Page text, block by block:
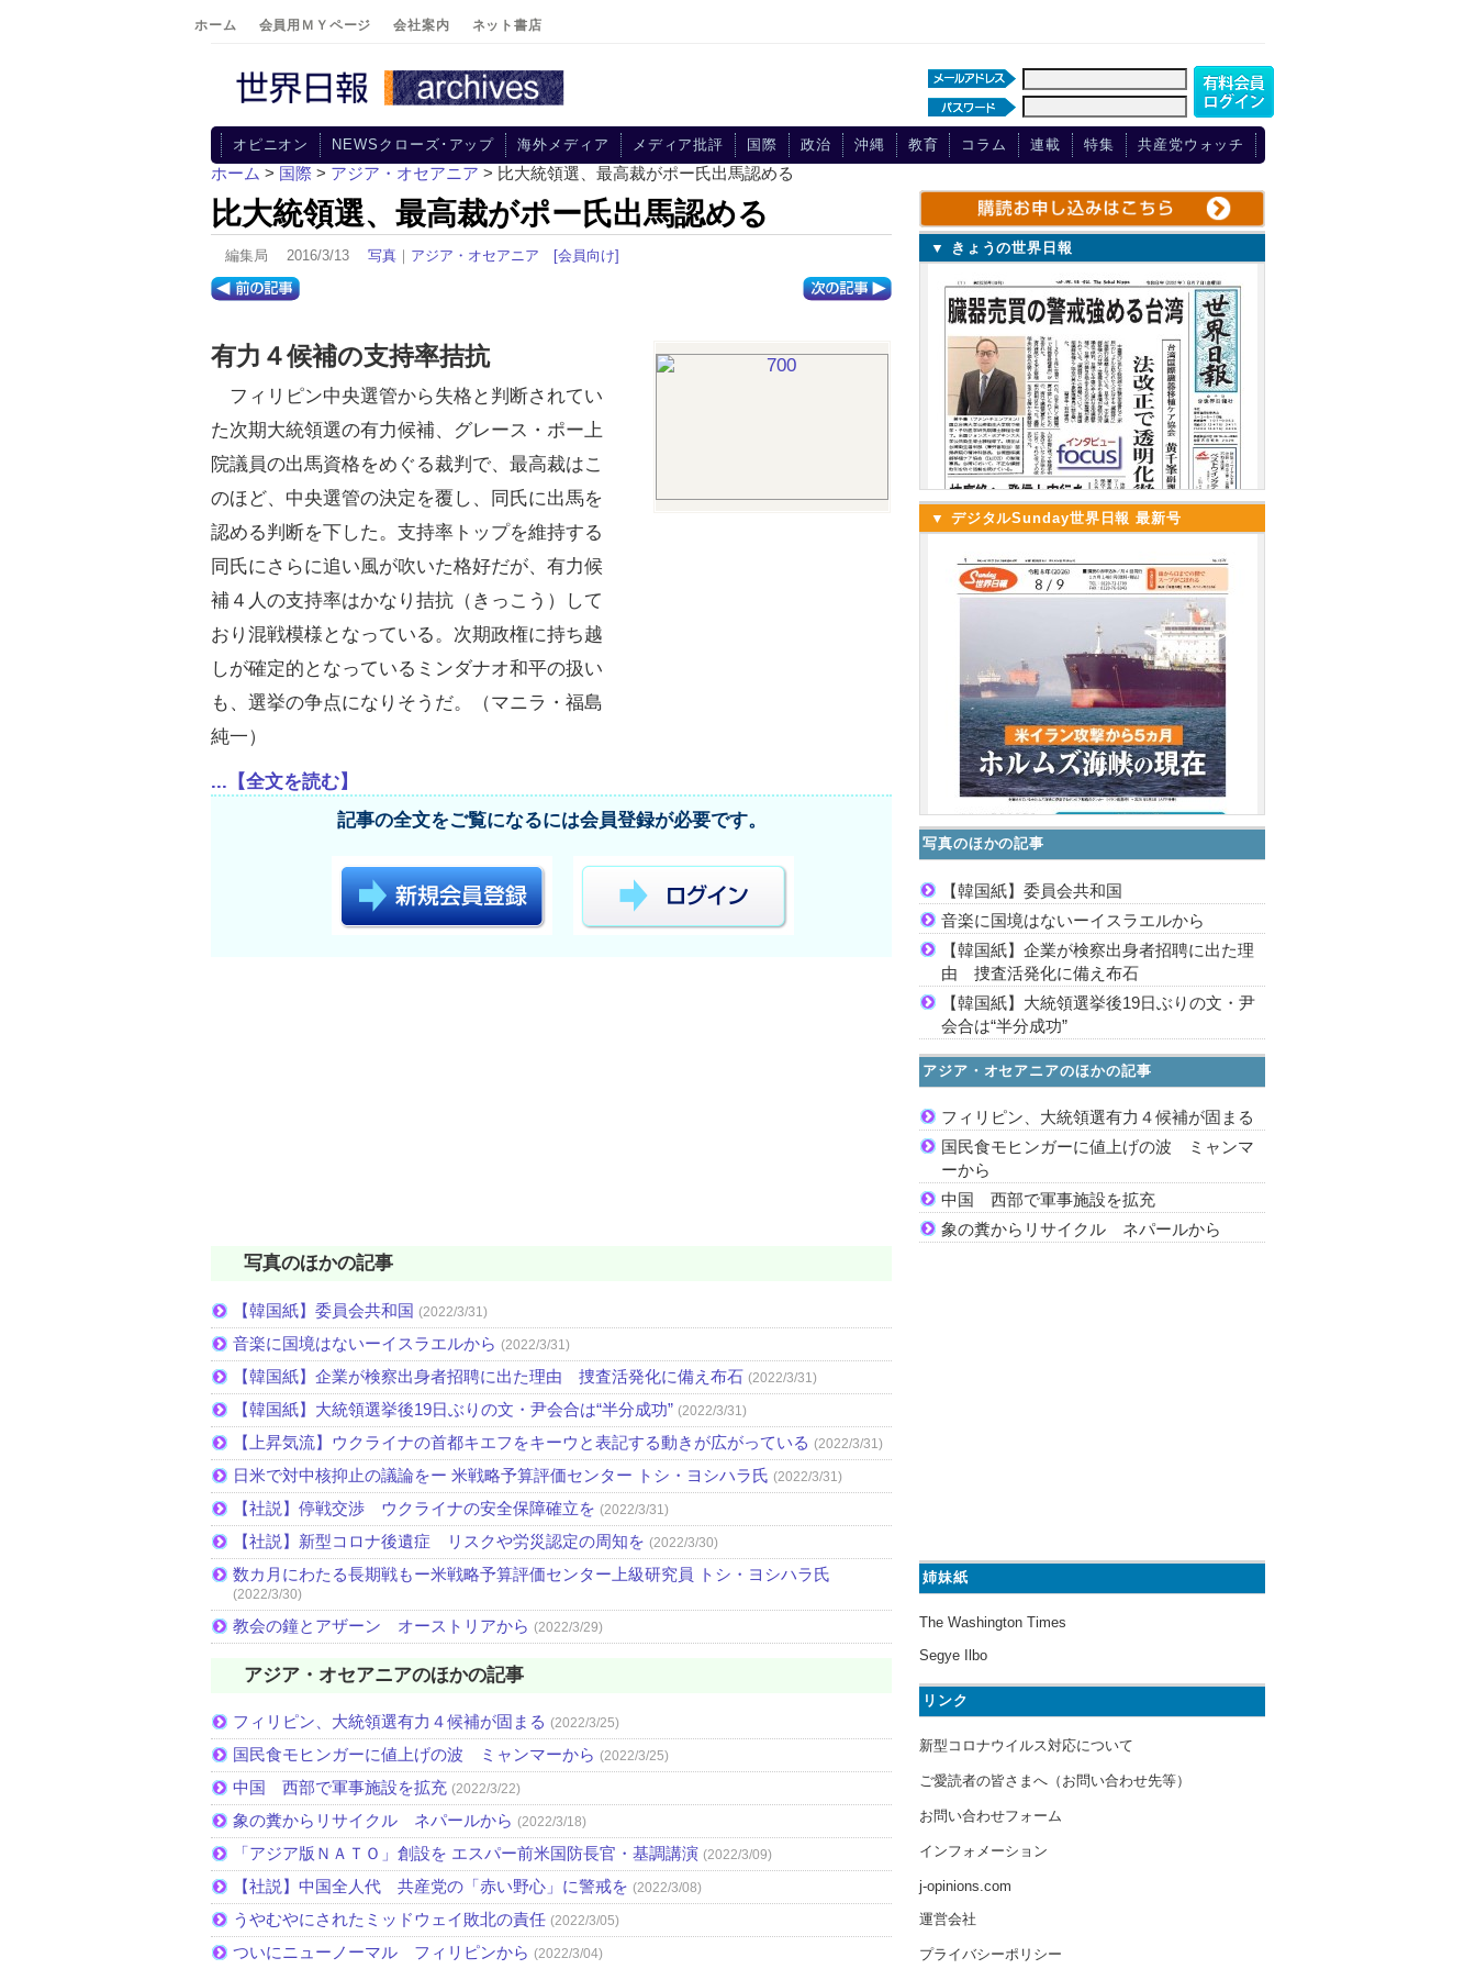
ホーム 会員用ＭＹページ 会社案内 ネット書店
オピニオン NEWSクローズ･アップ 海外メディア メディア批評 国際 政治 沖縄 教育 コラム 連載 特集 共産党ウォッチ
ホーム > 国際 > アジア・オセアニア > 比大統領選、最高裁がポー氏出馬認める
比大統領選、最高裁がポー氏出馬認める
編集局 2016/3/13 写真 ｜ アジア・オセアニア [会員向け]
有力４候補の支持率拮抗
フィリピン中央選管から失格と判断されてい
た次期大統領選の有力候補、グレース・ポー上
院議員の出馬資格をめぐる裁判で、最高裁はこ
のほど、中央選管の決定を覆し、同氏に出馬を
認める判断を下した。支持率トップを維持する
同氏にさらに追い風が吹いた格好だが、有力候
補４人の支持率はかなり拮抗（きっこう）して
おり混戦模様となっている。次期政権に持ち越
しが確定的となっているミンダナオ和平の扱い
も、選挙の争点になりそうだ。（マニラ・福島
純一）
...【全文を読む】
記事の全文をご覧になるには会員登録が必要です。
写真のほかの記事
【韓国紙】委員会共和国 (2022/3/31)
音楽に国境はないーイスラエルから (2022/3/31)
【韓国紙】企業が検察出身者招聘に出た理由 捜査活発化に備え布石 (2022/3/31)
【韓国紙】大統領選挙後19日ぶりの文・尹会合は“半分成功” (2022/3/31)
【上昇気流】ウクライナの首都キエフをキーウと表記する動きが広がっている (2022/3/31)
日米で対中核抑止の議論をー 米戦略予算評価センター トシ・ヨシハラ氏 (2022/3/31)
【社説】停戦交渉 ウクライナの安全保障確立を (2022/3/31)
【社説】新型コロナ後遺症 リスクや労災認定の周知を (2022/3/30)
数カ月にわたる長期戦もー米戦略予算評価センター上級研究員 トシ・ヨシハラ氏
(2022/3/30)
教会の鐘とアザーン オーストリアから (2022/3/29)
アジア・オセアニアのほかの記事
フィリピン、大統領選有力４候補が固まる (2022/3/25)
国民食モヒンガーに値上げの波 ミャンマーから (2022/3/25)
中国 西部で軍事施設を拡充 (2022/3/22)
象の糞からリサイクル ネパールから (2022/3/18)
「アジア版ＮＡＴＯ」創設を エスパー前米国防長官・基調講演 (2022/3/09)
【社説】中国全人代 共産党の「赤い野心」に警戒を (2022/3/08)
うやむやにされたミッドウェイ敗北の責任 (2022/3/05)
ついにニューノーマル フィリピンから (2022/3/04)
▼ きょうの世界日報
▼ デジタルSunday世界日報 最新号
写真のほかの記事
【韓国紙】委員会共和国
音楽に国境はないーイスラエルから
【韓国紙】企業が検察出身者招聘に出た理
由 捜査活発化に備え布石
【韓国紙】大統領選挙後19日ぶりの文・尹
会合は“半分成功”
アジア・オセアニアのほかの記事
フィリピン、大統領選有力４候補が固まる
国民食モヒンガーに値上げの波 ミャンマ
ーから
中国 西部で軍事施設を拡充
象の糞からリサイクル ネパールから
姉妹紙
The Washington Times
Segye Ilbo
リンク
新型コロナウイルス対応について
ご愛読者の皆さまへ（お問い合わせ先等）
お問い合わせフォーム
インフォメーション
j-opinions.com
運営会社
プライバシーポリシー